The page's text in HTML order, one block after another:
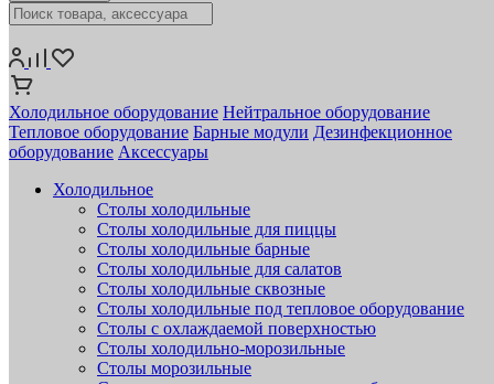
Холодильное оборудование Нейтральное оборудование
Тепловое оборудование Барные модули Дезинфекционное
оборудование Аксессуары
Холодильное
Столы холодильные
Столы холодильные для пиццы
Столы холодильные барные
Столы холодильные для салатов
Столы холодильные сквозные
Столы холодильные под тепловое оборудование
Столы с охлаждаемой поверхностью
Столы холодильно-морозильные
Столы морозильные